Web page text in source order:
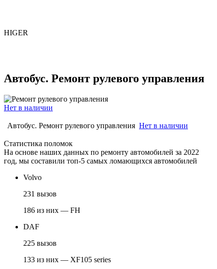
HIGER
Автобус. Ремонт рулевого управления
Нет в наличии
Автобус. Ремонт рулевого управления Нет в наличии
Статистика поломок
На основе наших данных по ремонту автомобилей за 2022
год, мы составили топ-5 самых ломающихся автомобилей
Volvo
231 вызов
186 из них — FH
DAF
225 вызов
133 из них — XF105 series